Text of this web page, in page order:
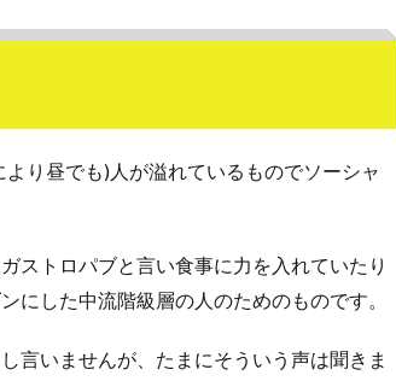
り昼でも)人が溢れているものでソーシャ
ストロパブと言い食事に力を入れていたり
にした中流階級層の人のためのものです。
言いませんが、たまにそういう声は聞きま